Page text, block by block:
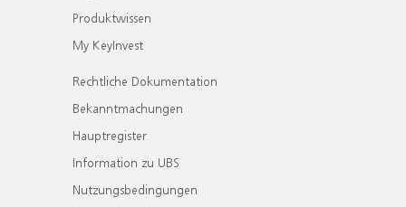
Produktwissen
My KeyInvest
Rechtliche Dokumentation
Bekanntmachungen
Hauptregister
Information zu UBS
Nutzungsbedingungen